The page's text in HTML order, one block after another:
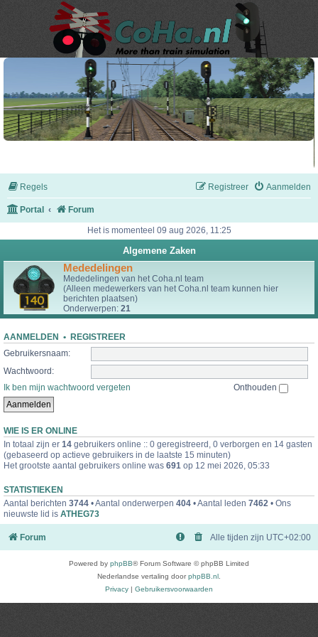
Regels Aanmelden
Registreer
Portal Forum
Het is momenteel 09 aug 2026, 11:25
Algemene Zaken
Mededelingen
Mededelingen van het Coha.nl team
(Alleen medewerkers van het Coha.nl team kunnen hier
berichten plaatsen)
Onderwerpen: 21
AANMELDEN • REGISTREER
Gebruikersnaam:
Wachtwoord:
Ik ben mijn wachtwoord vergeten
Onthouden
WIE IS ER ONLINE
In totaal zijn er 14 gebruikers online :: 0 geregistreerd, 0 verborgen en 14 gasten
(gebaseerd op actieve gebruikers in de laatste 15 minuten)
Het grootste aantal gebruikers online was 691 op 12 mei 2026, 05:33
STATISTIEKEN
Aantal berichten 3744 • Aantal onderwerpen 404 • Aantal leden 7462 • Ons
nieuwste lid is ATHEG73
Forum Alle tijden zijn UTC+02:00
Powered by phpBB® Forum Software © phpBB Limited
Nederlandse vertaling doorphpBB.nl
Privacy | Gebruikersvoorwaarden